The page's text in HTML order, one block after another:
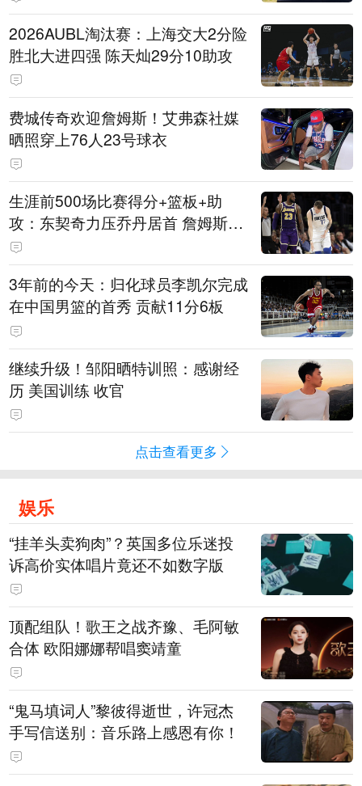
2026AUBL淘汰赛：上海交大2分险
胜北大进四强 陈天灿29分10助攻
费城传奇欢迎詹姆斯！艾弗森社媒
晒照穿上76人23号球衣
生涯前500场比赛得分+篮板+助
攻：东契奇力压乔丹居首 詹姆斯第
六
3年前的今天：归化球员李凯尔完成
在中国男篮的首秀 贡献11分6板
继续升级！邹阳晒特训照：感谢经
历 美国训练 收官
点击查看更多
娱乐
“挂羊头卖狗肉”？英国多位乐迷投
诉高价实体唱片竟还不如数字版
顶配组队！歌王之战齐豫、毛阿敏
合体 欧阳娜娜帮唱窦靖童
“鬼马填词人”黎彼得逝世，许冠杰
手写信送别：音乐路上感恩有你！